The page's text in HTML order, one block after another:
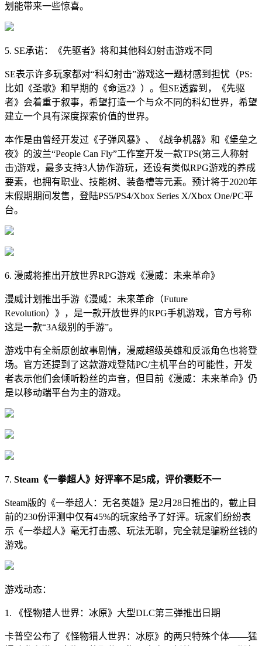
划能带来一些惊喜。
5. SE承诺：《先驱者》将和其他科幻射击游戏不同
SE表示许多玩家都对“科幻射击”游戏这一题材感到担忧（PS:
比如《圣歌》和早期的《命运2》）。但SE透露到，《先驱
者》会着重于叙事，希望打造一个与众不同的科幻世界，希望
建立一个具有深度探索价值的世界。
本作是由曾经开发过《子弹风暴》、《战争机器》和《堡垒之
夜》的波兰“People Can Fly”工作室开发一款TPS(第三人称射
击)游戏，最多支持3人协作游玩，还设有类似RPG游戏的养成
要素，也拥有职业、技能树、装备槽等元素。预计将于2020年
末假期期间发售，登陆PS5/PS4/Xbox Series X/Xbox One/PC平
台。
6. 漫威将推出开放世界RPG游戏《漫威：未来革命》
漫威计划推出手游《漫威：未来革命（Future
Revolution）》，是一款开放世界的RPG手机游戏，官方号称
这是一款“3A级别的手游”。
游戏中有全新原创故事剧情，漫威超级英雄和反派角色也将登
场。官方还提到了这款游戏登陆PC/主机平台的可能性，开发
者表示他们会倾听粉丝的声音，但目前《漫威：未来革命》仍
是以移动端平台为主的游戏。
7. Steam《一拳超人》好评率不足5成，评价褒贬不一
Steam版的《一拳超人：无名英雄》是2月28日推出的，截止目
前的230份评测中仅有45%的玩家给予了好评。玩家们纷纷表
示《一拳超人》毫无打击感、玩法无聊，完全就是骗粉丝钱的
游戏。
游戏动态：
1. 《怪物猎人世界：冰原》大型DLC第三弹推出日期
卡普空公布了《怪物猎人世界：冰原》的两只特殊个体——猛